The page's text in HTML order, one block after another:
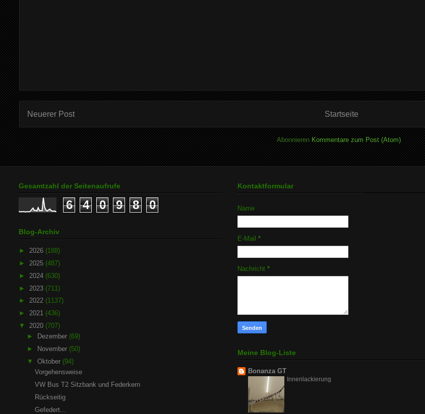
Neuerer Post Startseite
AbonnierenKommentare zum Post (Atom)
Gesamtzahl der Seitenaufrufe
6 4 0 9 8 0
Blog-Archiv
► 2026 (188)
► 2025 (487)
► 2024 (630)
► 2023 (711)
► 2022 (1137)
► 2021 (436)
▼ 2020 (707)
►
Dezember (69)
►
November (50)
▼ Oktober (94)
Vorgehensweise
VW Bus T2 Sitzbank und Federkern
Rückseitig
Gefedert...
Kontaktformular
Name
E-Mail *
Nachricht *
Meine Blog-Liste
Bonanza GT
Innenlackierung